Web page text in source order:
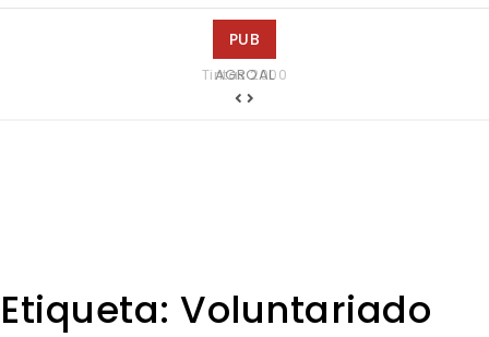
PUB
Tintas 2000
Etiqueta: Voluntariado